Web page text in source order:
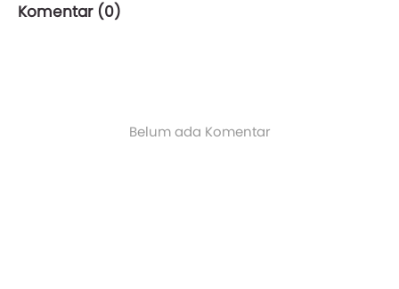
Komentar (0)
Belum ada Komentar